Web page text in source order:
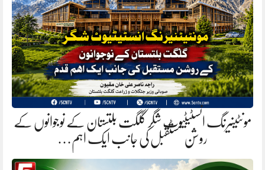
مونٹینیرنگ انسٹیٹیوٹ شگر گلگت بلتستان کے نوجوانوں کے
روشن مستقبل کی جانب ایک اہم…